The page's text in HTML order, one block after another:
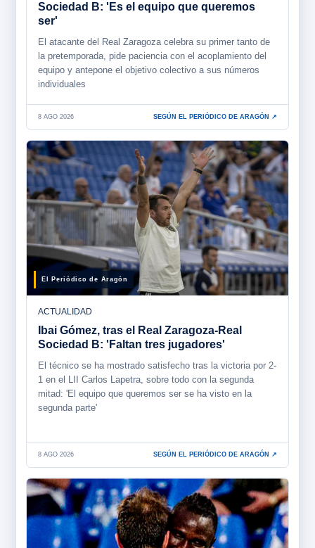
Sociedad B: 'Es el equipo que queremos
ser'
El atacante del Real Zaragoza celebra su primer tanto de
la pretemporada, pide paciencia con el acoplamiento del
equipo y antepone el objetivo colectivo a sus números
individuales
8 AGO 2026 SEGÚN EL PERIÓDICO DE ARAGÓN ↗
El Periódico de Aragón
ACTUALIDAD
Ibai Gómez, tras el Real Zaragoza-Real
Sociedad B: 'Faltan tres jugadores'
El técnico se ha mostrado satisfecho tras la victoria por 2-
1 en el LII Carlos Lapetra, sobre todo con la segunda
mitad: 'El equipo que queremos ser se ha visto en la
segunda parte'
8 AGO 2026 SEGÚN EL PERIÓDICO DE ARAGÓN ↗